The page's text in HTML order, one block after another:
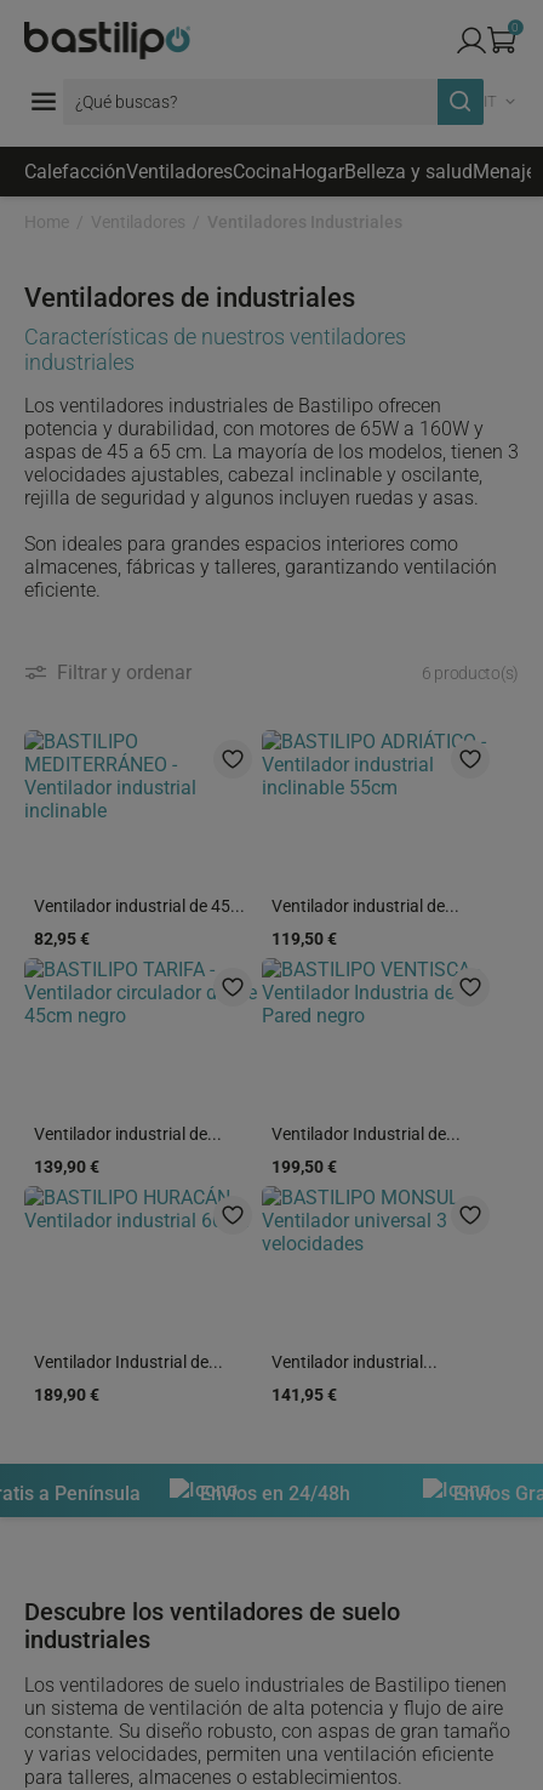
IT
0
CalefacciónVentiladoresCocinaHogarBelleza y saludMenaje
Home Ventiladores Ventiladores Industriales
Ventiladores de industriales
Características de nuestros ventiladores
industriales
Los ventiladores industriales de Bastilipo ofrecen
potencia y durabilidad, con motores de 65W a 160W y
aspas de 45 a 65 cm. La mayoría de los modelos, tienen 3
velocidades ajustables, cabezal inclinable y oscilante,
rejilla de seguridad y algunos incluyen ruedas y asas.
Son ideales para grandes espacios interiores como
almacenes, fábricas y talleres, garantizando ventilación
eficiente.
Filtrar y ordenar 6 producto(s)
Ventilador industrial de 45...
82,95 €
Ventilador industrial de...
119,50 €
Ventilador industrial de...
139,90 €
Ventilador Industrial de...
199,50 €
Ventilador Industrial de...
189,90 €
Ventilador industrial...
141,95 €
a Península Envíos en 24/48h Envíos Gratis
Descubre los ventiladores de suelo
industriales
Los ventiladores de suelo industriales de Bastilipo tienen
un sistema de ventilación de alta potencia y flujo de aire
constante. Su diseño robusto, con aspas de gran tamaño
y varias velocidades, permiten una ventilación eficiente
para talleres, almacenes o establecimientos.